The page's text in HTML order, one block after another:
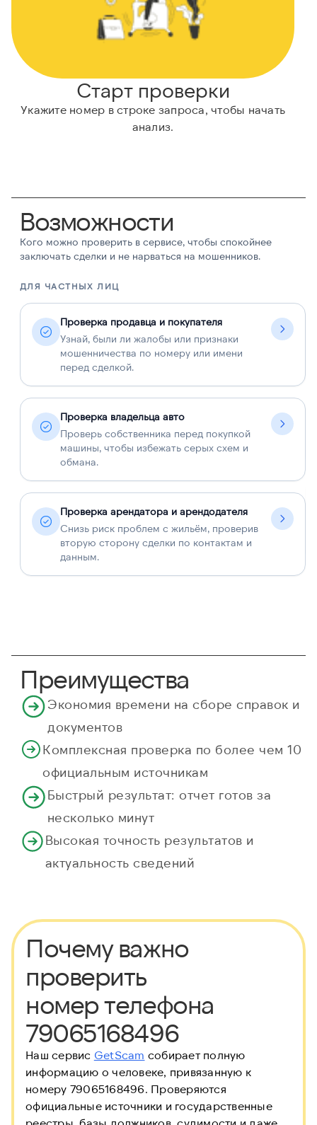
Старт проверки
Укажите номер в строке запроса, чтобы начать
анализ.
Возможности
Кого можно проверить в сервисе, чтобы спокойнее
заключать сделки и не нарваться на мошенников.
ДЛЯ ЧАСТНЫХ ЛИЦ
Проверка продавца и покупателя
Узнай, были ли жалобы или признаки
мошенничества по номеру или имени
перед сделкой.
Проверка владельца авто
Проверь собственника перед покупкой
машины, чтобы избежать серых схем и
обмана.
Проверка арендатора и арендодателя
Снизь риск проблем с жильём, проверив
вторую сторону сделки по контактам и
данным.
Преимущества
Экономия времени на сборе справок и
документов
Комплексная проверка по более чем 10
официальным источникам
Быстрый результат: отчет готов за
несколько минут
Высокая точность результатов и
актуальность сведений
Почему важно
проверить
номер телефона
79065168496
Наш сервис GetScam собирает полную
информацию о человеке, привязанную к
номеру 79065168496. Проверяются
официальные источники и государственные